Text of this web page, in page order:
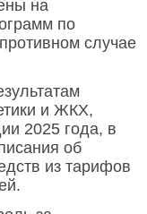
на
по
случае
и ЖКХ,
2025 года, в
об
из тарифов